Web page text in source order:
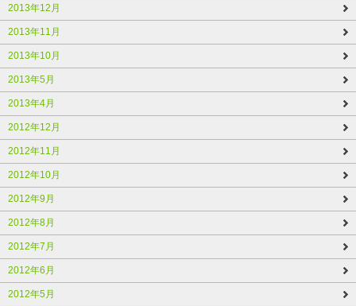
2013年12月
2013年11月
2013年10月
2013年5月
2013年4月
2012年12月
2012年11月
2012年10月
2012年9月
2012年8月
2012年7月
2012年6月
2012年5月